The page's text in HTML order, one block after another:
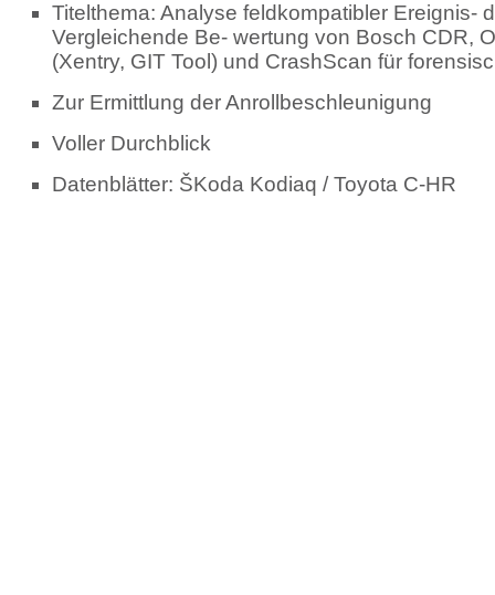
Titelthema: Analyse feldkompatibler Ereignis-
Vergleichende Be- wertung von Bosch CDR,
(Xentry, GIT Tool) und CrashScan für
Zur Ermittlung der Anrollbeschleunigung
Voller Durchblick
Datenblätter: ŠKoda Kodiaq / Toyota C-HR